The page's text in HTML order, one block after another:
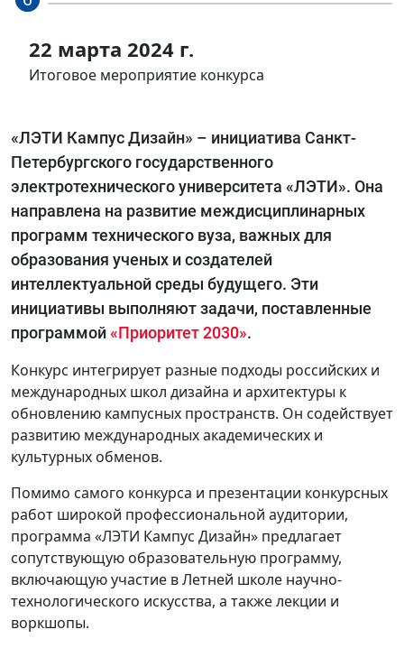
22 марта 2024 г.
Итоговое мероприятие конкурса
«ЛЭТИ Кампус Дизайн» – инициатива Санкт-
Петербургского государственного
электротехнического университета «ЛЭТИ». Она
направлена на развитие междисциплинарных
программ технического вуза, важных для
образования ученых и создателей
интеллектуальной среды будущего. Эти
инициативы выполняют задачи, поставленные
программой«Приоритет 2030».
Конкурс интегрирует разные подходы российских и
международных школ дизайна и архитектуры к
обновлению кампусных пространств. Он содействует
развитию международных академических и
культурных обменов.
Помимо самого конкурса и презентации конкурсных
работ широкой профессиональной аудитории,
программа «ЛЭТИ Кампус Дизайн» предлагает
сопутствующую образовательную программу,
включающую участие в Летней школе научно-
технологического искусства, а также лекции и
воркшопы.